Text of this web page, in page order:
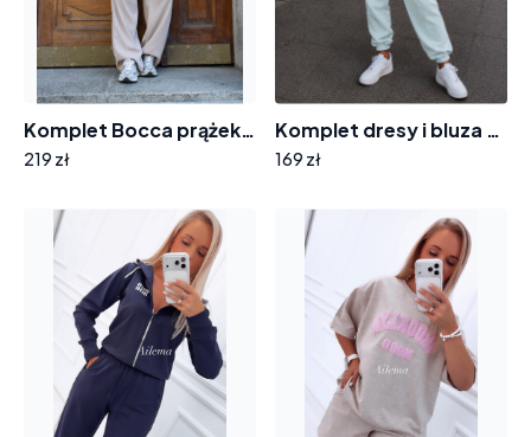
Komplet Bocca prążek KM788 spodnie ze ściągaczem i bluzka krótki rękaw
219 zł
Komplet dresy i bluza ściągana K529 z koroną
169 zł